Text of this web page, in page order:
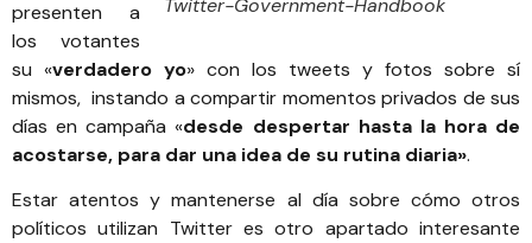
Twitter-Government-Handbook
presenten a
los votantes
su «verdadero yo» con los tweets y fotos sobre sí
mismos, instando a compartir momentos privados de sus
días en campaña «desde despertar hasta la hora de
acostarse, para dar una idea de su rutina diaria».
Estar atentos y mantenerse al día sobre cómo otros
políticos utilizan Twitter es otro apartado interesante